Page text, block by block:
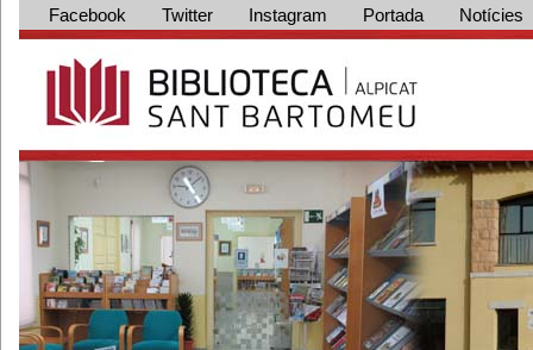
Facebook Twitter Instagram Portada Notícies